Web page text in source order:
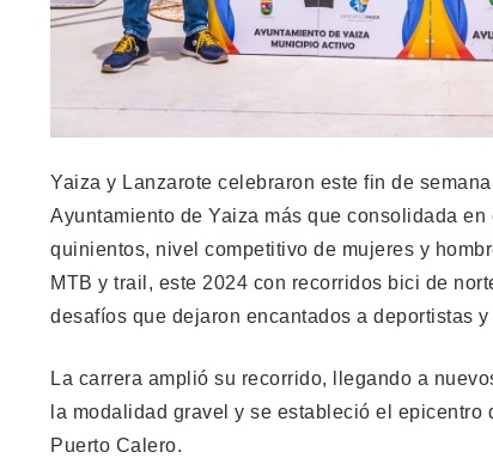
Yaiza y Lanzarote celebraron este fin de
Ayuntamiento de Yaiza más que consolidada
quinientos, nivel competitivo de mujeres y
MTB y trail, este 2024 con recorridos bici de
desafíos que dejaron encantados a deportistas
La carrera amplió su recorrido, llegando a
la modalidad gravel y se estableció el
Puerto Calero.